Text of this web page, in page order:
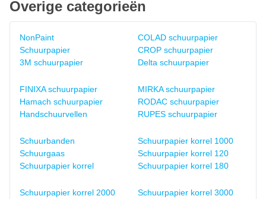
Overige categorieën
NonPaint
Schuurpapier
3M schuurpapier
COLAD schuurpapier
CROP schuurpapier
Delta schuurpapier
FINIXA schuurpapier
Hamach schuurpapier
Handschuurvellen
MIRKA schuurpapier
RODAC schuurpapier
RUPES schuurpapier
Schuurbanden
Schuurgaas
Schuurpapier korrel
Schuurpapier korrel 1000
Schuurpapier korrel 120
Schuurpapier korrel 180
Schuurpapier korrel 2000
Schuurpapier korrel 3000